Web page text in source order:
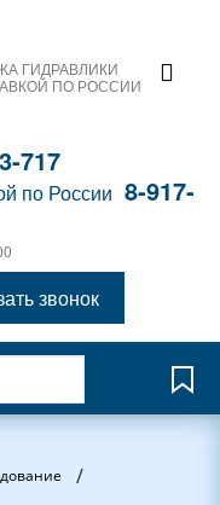
ГИДРАВЛИКИ
ПО РОССИИ
717
8-917-
звонок
/